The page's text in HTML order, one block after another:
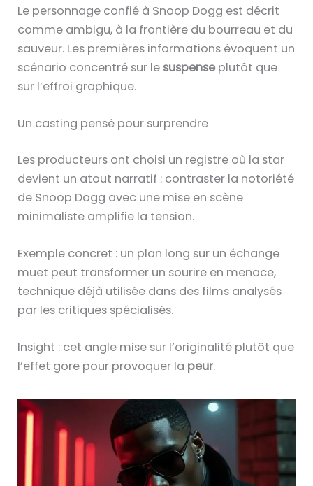
Le personnage confié à Snoop Dogg est décrit
comme ambigu, à la frontière du bourreau et du
sauveur. Les premières informations évoquent un
scénario concentré sur le suspense plutôt que
sur l’effroi graphique.
Un casting pensé pour surprendre
Les producteurs ont choisi un registre où la star
devient un atout narratif : contraster la notoriété
de Snoop Dogg avec une mise en scène
minimaliste amplifie la tension.
Exemple concret : un plan long sur un échange
muet peut transformer un sourire en menace,
technique déjà utilisée dans des films analysés
par les critiques spécialisés.
Insight : cet angle mise sur l’originalité plutôt que
l’effet gore pour provoquer la peur.